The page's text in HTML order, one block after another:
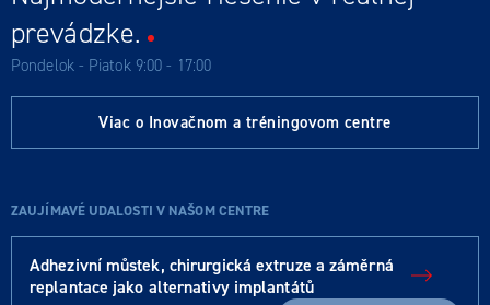
prevádzke.
Pondelok - Piatok 9:00 - 17:00
Viac o Inovačnom a tréningovom centre
ZAUJÍMAVÉ UDALOSTI V NAŠOM CENTRE
Adhezivní můstek, chirurgická extruze a záměrná
replantace jako alternativy implantátů